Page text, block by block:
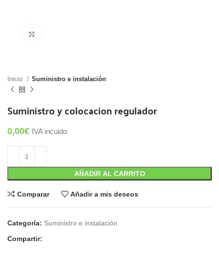
Inicio Suministro e instalación
Suministro y colocacion regulador
0,00€ IVA incuido
AÑADIR AL CARRITO
Comparar Añadir a mis deseos
Categoría: Suministro e instalación
Compartir: